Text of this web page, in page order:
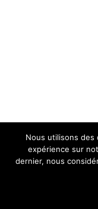
Nous utilisons des
expérience sur
dernier, nous